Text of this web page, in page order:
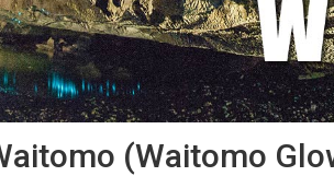
(Waitomo